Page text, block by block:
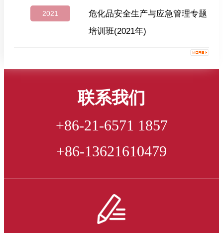
2021
危化品安全生产与应急管理专题
培训班(2021年)
联系我们
+86-21-6571 1857
+86-13621610479